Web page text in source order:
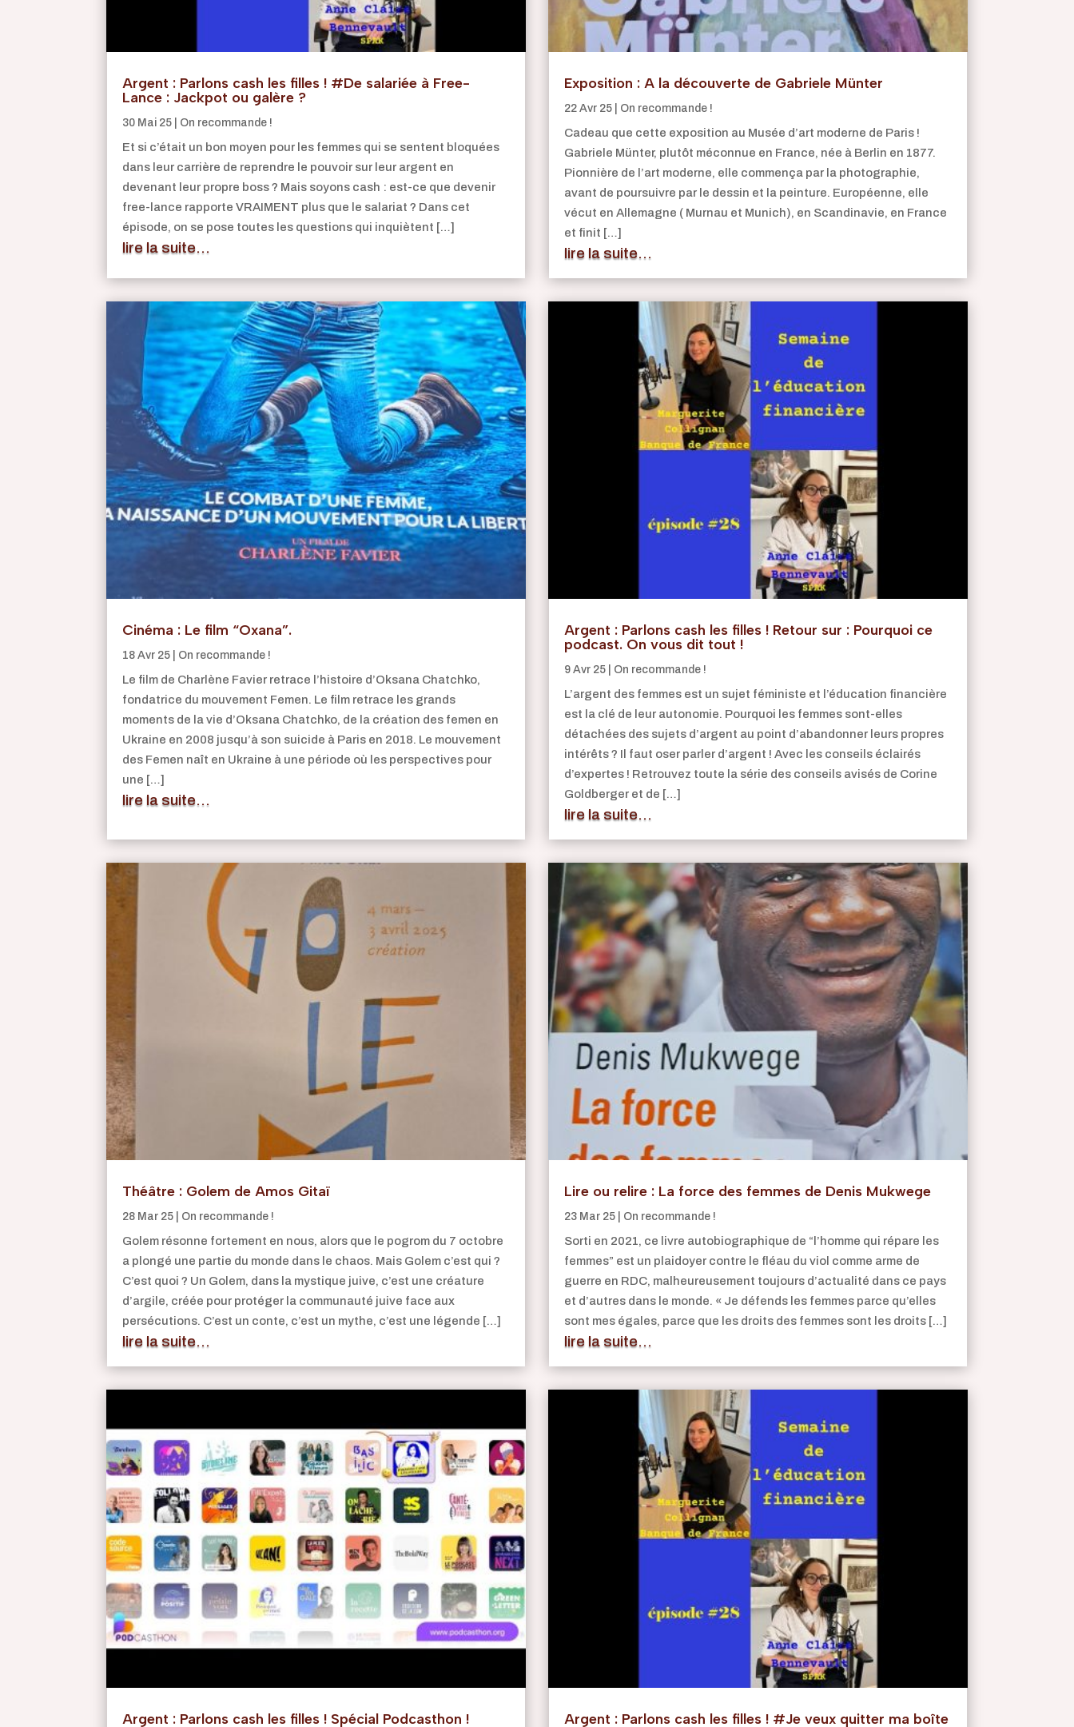
Argent : Parlons cash les filles ! #De salariée à Free-
Lance : Jackpot ou galère ?
30 Mai 25 On recommande !
Et si c’était un bon moyen pour les femmes qui se sentent bloquées
dans leur carrière de reprendre le pouvoir sur leur argent en
devenant leur propre boss ? Mais soyons cash : est-ce que devenir
free-lance rapporte VRAIMENT plus que le salariat ? Dans cet
épisode, on se pose toutes les questions qui inquiètent […]
lire la suite...
Exposition : A la découverte de Gabriele Münter
22 Avr 25 On recommande !
Cadeau que cette exposition au Musée d’art moderne de Paris !
Gabriele Münter, plutôt méconnue en France, née à Berlin en 1877.
Pionnière de l’art moderne, elle commença par la photographie,
avant de poursuivre par le dessin et la peinture. Européenne, elle
vécut en Allemagne ( Murnau et Munich), en Scandinavie, en France
et finit […]
lire la suite...
Cinéma : Le film “Oxana”.
18 Avr 25 On recommande !
Le film de Charlène Favier retrace l’histoire d’Oksana Chatchko,
fondatrice du mouvement Femen. Le film retrace les grands
moments de la vie d’Oksana Chatchko, de la création des femen en
Ukraine en 2008 jusqu’à son suicide à Paris en 2018. Le mouvement
des Femen naît en Ukraine à une période où les perspectives pour
une […]
lire la suite...
Argent : Parlons cash les filles ! Retour sur : Pourquoi ce
podcast. On vous dit tout !
9 Avr 25 On recommande !
L’argent des femmes est un sujet féministe et l’éducation financière
est la clé de leur autonomie. Pourquoi les femmes sont-elles
détachées des sujets d’argent au point d’abandonner leurs propres
intérêts ? Il faut oser parler d’argent ! Avec les conseils éclairés
d’expertes ! Retrouvez toute la série des conseils avisés de Corine
Goldberger et de […]
lire la suite...
Théâtre : Golem de Amos Gitaï
28 Mar 25 On recommande !
Golem résonne fortement en nous, alors que le pogrom du 7 octobre
a plongé une partie du monde dans le chaos. Mais Golem c’est qui ?
C’est quoi ? Un Golem, dans la mystique juive, c’est une créature
d’argile, créée pour protéger la communauté juive face aux
persécutions. C’est un conte, c’est un mythe, c’est une légende […]
lire la suite...
Lire ou relire : La force des femmes de Denis Mukwege
23 Mar 25 On recommande !
Sorti en 2021, ce livre autobiographique de “l’homme qui répare les
femmes” est un plaidoyer contre le fléau du viol comme arme de
guerre en RDC, malheureusement toujours d’actualité dans ce pays
et d’autres dans le monde. « Je défends les femmes parce qu’elles
sont mes égales, parce que les droits des femmes sont les droits […]
lire la suite...
Argent : Parlons cash les filles ! Spécial Podcasthon ! Argent : Parlons cash les filles ! #Je veux quitter ma boîte